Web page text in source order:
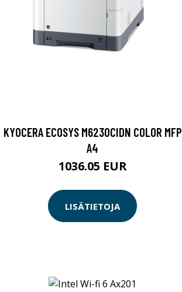
KYOCERA ECOSYS M6230CIDN COLOR MFP
A4
1036.05 EUR
LISÄTIETOJA